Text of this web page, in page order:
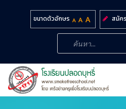
ขนาดตัวอักษร สมัค